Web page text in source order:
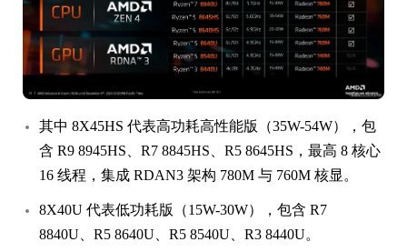
其中 8X45HS 代表高功耗高性能版（35W-54W），包
含 R9 8945HS、R7 8845HS、R5 8645HS，最高 8 核心
16 线程，集成 RDAN3 架构 780M 与 760M 核显。
8X40U 代表低功耗版（15W-30W），包含 R7
8840U、R5 8640U、R5 8540U、R3 8440U。